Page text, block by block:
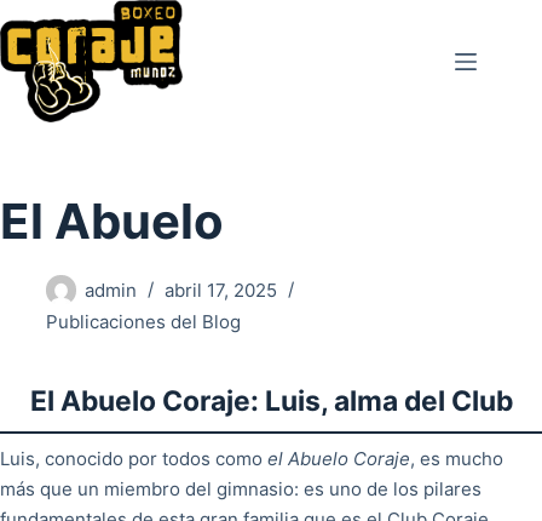
Saltar
al
contenido
El Abuelo
admin
abril 17, 2025
Publicaciones del Blog
El Abuelo Coraje: Luis, alma del Club
Luis, conocido por todos como el Abuelo Coraje, es mucho
más que un miembro del gimnasio: es uno de los pilares